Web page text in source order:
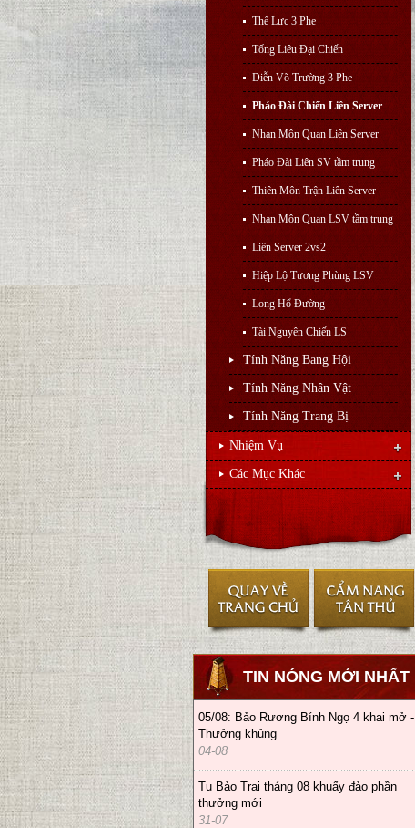
Thế Lực 3 Phe
Tống Liêu Đại Chiến
Diễn Võ Trường 3 Phe
Pháo Đài Chiến Liên Server
Nhạn Môn Quan Liên Server
Pháo Đài Liên SV tầm trung
Thiên Môn Trận Liên Server
Nhạn Môn Quan LSV tầm trung
Liên Server 2vs2
Hiệp Lộ Tương Phùng LSV
Long Hổ Đường
Tài Nguyên Chiến LS
Tính Năng Bang Hội
Tính Năng Nhân Vật
Tính Năng Trang Bị
Nhiệm Vụ
Các Mục Khác
TIN NÓNG MỚI NHẤT
05/08: Bảo Rương Bính Ngọ 4 khai mở -
Thưởng khủng
04-08
Tụ Bảo Trai tháng 08 khuấy đảo phần
thưởng mới
31-07